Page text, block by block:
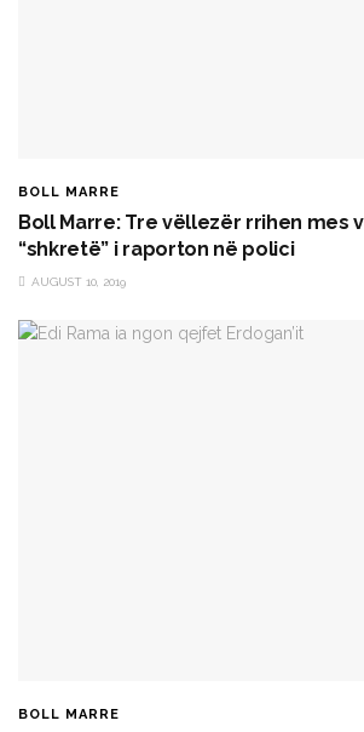
BOLL MARRE
Boll Marre: Tre vëllezër rrihen mes
“shkretë” i raporton në polici
AUGUST 10, 2019
BOLL MARRE